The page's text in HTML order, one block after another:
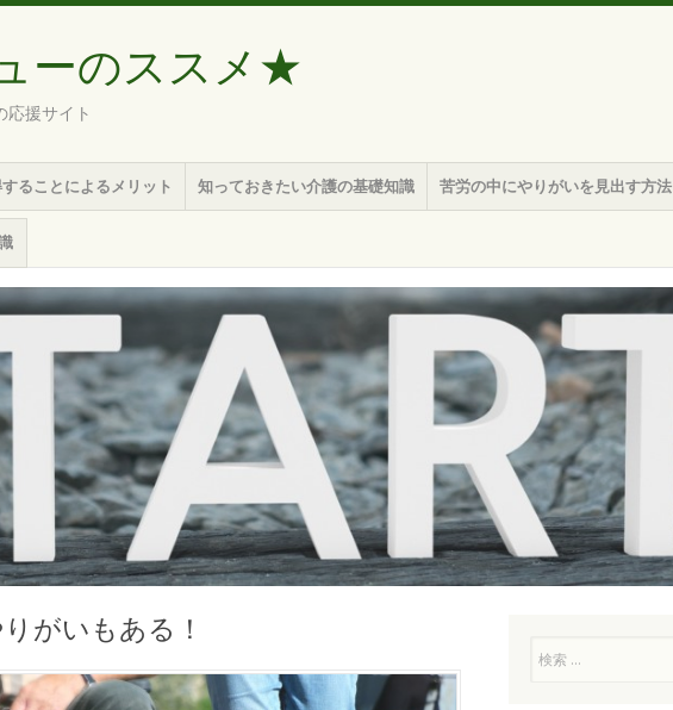
ーのススメ★
応援サイト
ることによるメリット 知っておきたい介護の基礎知識 苦労の中にやりがいを見出す方法
がいもある！
索